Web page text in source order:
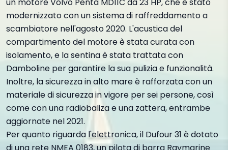
modernizzato con un sistema di raffreddamento a
scambiatore nell'agosto 2020. L'acustica del
compartimento del motore è stata curata con
isolamento, e la sentina è stata trattata con
Damboline per garantire la sua pulizia e funzionalità.
Inoltre, la sicurezza in alto mare è rafforzata con un
materiale di sicurezza in vigore per sei persone, così
come con una radiobaliza e una zattera, entrambe
aggiornate nel 2021.
Per quanto riguarda l'elettronica, il Dufour 31 è dotato